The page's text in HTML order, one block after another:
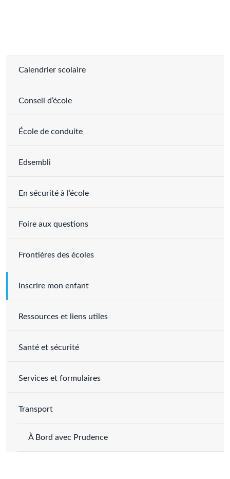
Calendrier scolaire
Conseil d’école
École de conduite
Edsembli
En sécurité à l’école
Foire aux questions
Frontières des écoles
Inscrire mon enfant
Ressources et liens utiles
Santé et sécurité
Services et formulaires
Transport
À Bord avec Prudence